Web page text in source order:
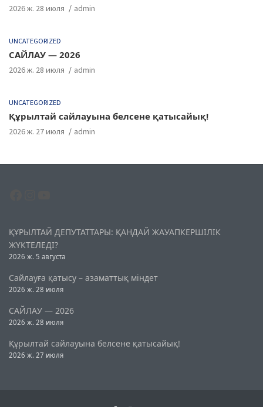
2026 ж. 28 июля admin
UNCATEGORIZED
САЙЛАУ — 2026
2026 ж. 28 июля admin
UNCATEGORIZED
Құрылтай сайлауына белсене қатысайық!
2026 ж. 27 июля admin
ҚҰРЫЛТАЙ ДЕПУТАТТАРЫ: ҚАНДАЙ ЖАУАПКЕРШІЛІК
ЖҮКТЕЛЕДІ?
2026 ж. 5 августа
Сайлауға қатысу – азаматтық міндет
2026 ж. 28 июля
САЙЛАУ — 2026
2026 ж. 28 июля
Құрылтай сайлауына белсене қатысайық!
2026 ж. 27 июля